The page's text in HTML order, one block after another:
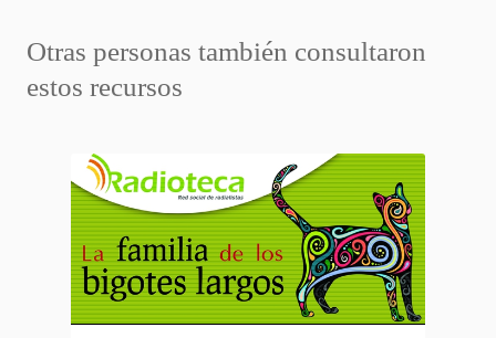
Otras personas también consultaron
estos recursos